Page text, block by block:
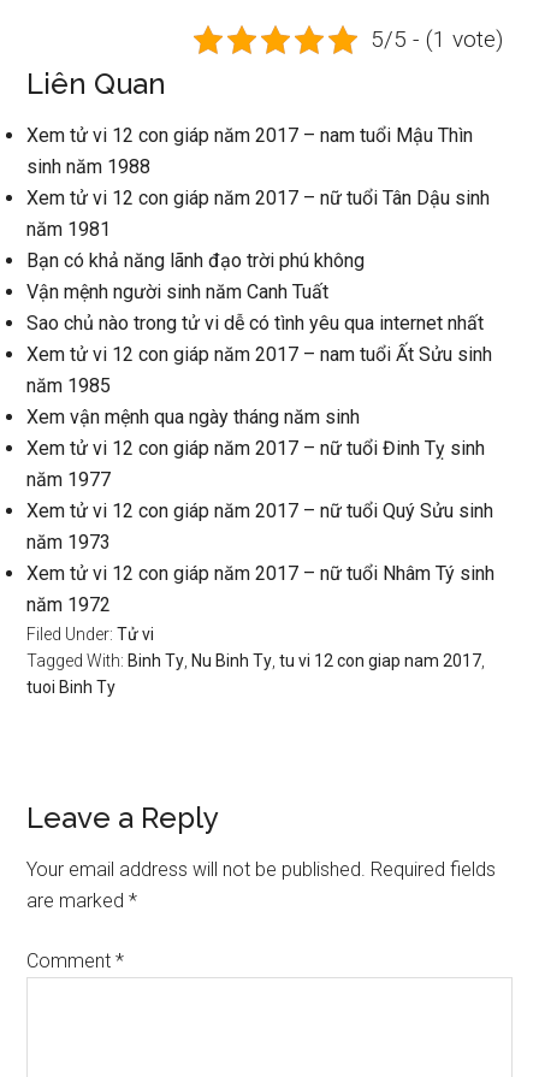
5/5 - (1 vote)
Liên Quan
Xem tử vi 12 con giáp năm 2017 – nam tuổi Mậu Thìn
sinh năm 1988
Xem tử vi 12 con giáp năm 2017 – nữ tuổi Tân Dậu sinh
năm 1981
Bạn có khả năng lãnh đạo trời phú không
Vận mệnh người sinh năm Canh Tuất
Sao chủ nào trong tử vi dễ có tình yêu qua internet nhất
Xem tử vi 12 con giáp năm 2017 – nam tuổi Ất Sửu sinh
năm 1985
Xem vận mệnh qua ngày tháng năm sinh
Xem tử vi 12 con giáp năm 2017 – nữ tuổi Đinh Tỵ sinh
năm 1977
Xem tử vi 12 con giáp năm 2017 – nữ tuổi Quý Sửu sinh
năm 1973
Xem tử vi 12 con giáp năm 2017 – nữ tuổi Nhâm Tý sinh
năm 1972
Filed Under:Tử vi
Tagged With: Binh Ty Nu Binh Ty ,tu vi 12 con giap nam 2017
tuoi Binh Ty
Reader
Interactions
Leave a Reply
Your email address will not be published. Required fields
are marked*
Comment*